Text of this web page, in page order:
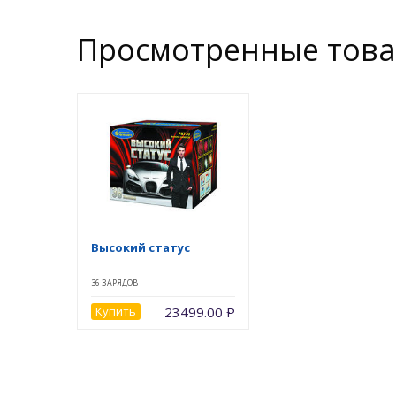
Просмотренные
Высокий статус
36 ЗАРЯДОВ
Купить 23499.00 Р